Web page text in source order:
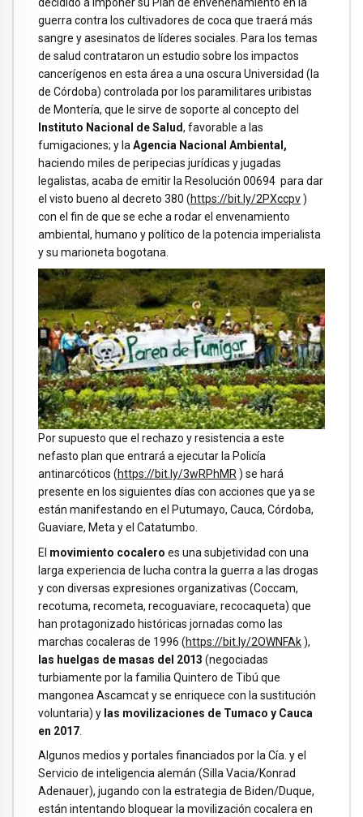
guerra contra los cultivadores de coca que traerá más
sangre y asesinatos de líderes sociales. Para los temas
de salud contrataron un estudio sobre los impactos
cancerígenos en esta área a una oscura Universidad (la
de Córdoba) controlada por los paramilitares uribistas
de Montería, que le sirve de soporte al concepto del
Instituto Nacional de Salud, favorable a las
fumigaciones; y la Agencia Nacional Ambiental,
haciendo miles de peripecias jurídicas y jugadas
legalistas, acaba de emitir la Resolución 00694 para dar
el visto bueno al decreto 380 (https://bit.ly/2PXccpv)
con el fin de que se eche a rodar el envenamiento
ambiental, humano y político de la potencia imperialista
y su marioneta bogotana.
Por supuesto que el rechazo y resistencia a este
nefasto plan que entrará a ejecutar la Policía
antinarcóticos (https://bit.ly/3wRPhMR ) se hará
presente en los siguientes días con acciones que ya se
están manifestando en el Putumayo, Cauca, Córdoba,
Guaviare, Meta y el Catatumbo.
El movimiento cocalero es una subjetividad con una
larga experiencia de lucha contra la guerra a las drogas
y con diversas expresiones organizativas (Coccam,
recotuma, recometa, recoguaviare, recocaqueta) que
han protagonizado históricas jornadas como las
marchas cocaleras de 1996 (https://bit.ly/2OWNFAk),
las huelgas de masas del 2013 (negociadas
turbiamente por la familia Quintero de Tibú que
mangonea Ascamcat y se enriquece con la sustitución
voluntaria) y las movilizaciones de Tumaco y Cauca
en 2017
Algunos medios y portales financiados por la Cía. y el
Servicio de inteligencia alemán (Silla Vacia/Konrad
Adenauer), jugando con la estrategia de Biden/Duque,
están intentando bloquear la movilización cocalera en